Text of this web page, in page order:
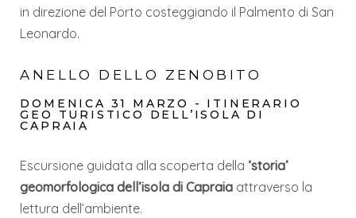
in direzione del Porto costeggiando il Palmento di San
Leonardo.
ANELLO DELLO ZENOBITO
DOMENICA 31 MARZO - ITINERARIO
GEO TURISTICO DELL’ISOLA DI
CAPRAIA
Escursione guidata alla scoperta della ‘storia’
geomorfologica dell’isola di Capraia attraverso la
lettura dell’ambiente.